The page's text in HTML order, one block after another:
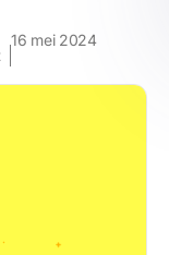
16 mei 2024